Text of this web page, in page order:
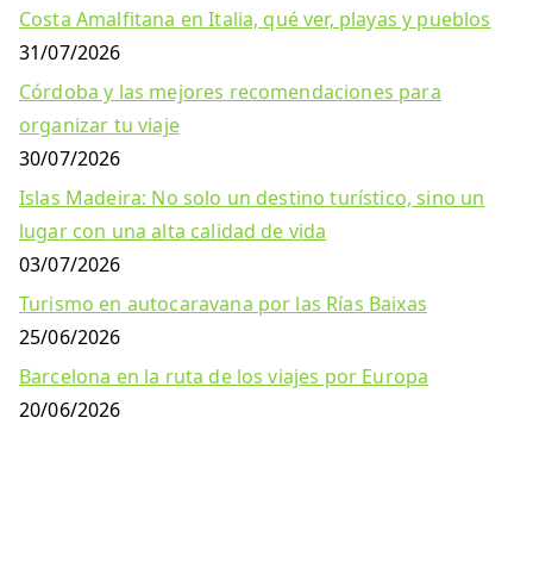
Costa Amalfitana en Italia, qué ver, playas y pueblos
31/07/2026
Córdoba y las mejores recomendaciones para
organizar tu viaje
30/07/2026
Islas Madeira: No solo un destino turístico, sino un
lugar con una alta calidad de vida
03/07/2026
Turismo en autocaravana por las Rías Baixas
25/06/2026
Barcelona en la ruta de los viajes por Europa
20/06/2026